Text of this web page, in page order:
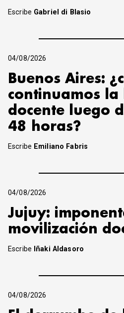
Escribe Gabriel di Blasio
04/08/2026
Buenos Aires:
continuamos la
docente luego
48 horas?
Escribe Emiliano Fabris
04/08/2026
Jujuy:
movilización
Escribe Iñaki Aldasoro
04/08/2026